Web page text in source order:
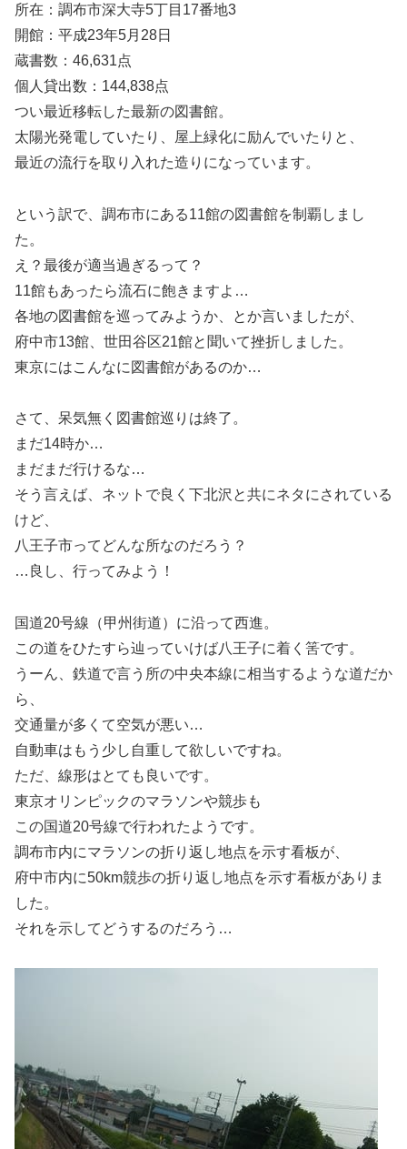
所在：調布市深大寺5丁目17番地3
開館：平成23年5月28日
蔵書数：46,631点
個人貸出数：144,838点
つい最近移転した最新の図書館。
太陽光発電していたり、屋上緑化に励んでいたりと、
最近の流行を取り入れた造りになっています。
という訳で、調布市にある11館の図書館を制覇しまし
た。
え？最後が適当過ぎるって？
11館もあったら流石に飽きますよ…
各地の図書館を巡ってみようか、とか言いましたが、
府中市13館、世田谷区21館と聞いて挫折しました。
東京にはこんなに図書館があるのか…
さて、呆気無く図書館巡りは終了。
まだ14時か…
まだまだ行けるな…
そう言えば、ネットで良く下北沢と共にネタにされている
けど、
八王子市ってどんな所なのだろう？
…良し、行ってみよう！
国道20号線（甲州街道）に沿って西進。
この道をひたすら辿っていけば八王子に着く筈です。
うーん、鉄道で言う所の中央本線に相当するような道だか
ら、
交通量が多くて空気が悪い…
自動車はもう少し自重して欲しいですね。
ただ、線形はとても良いです。
東京オリンピックのマラソンや競歩も
この国道20号線で行われたようです。
調布市内にマラソンの折り返し地点を示す看板が、
府中市内に50km競歩の折り返し地点を示す看板がありま
した。
それを示してどうするのだろう…